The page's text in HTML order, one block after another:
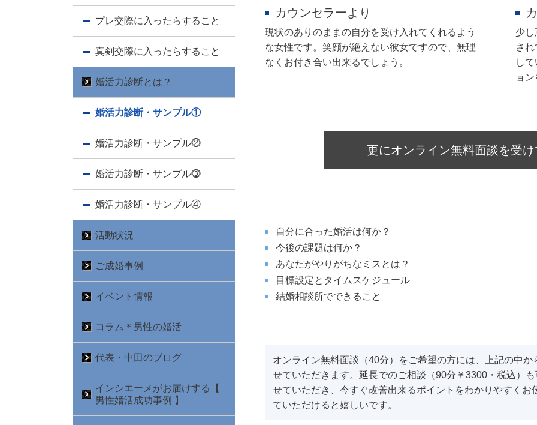
カウンセラーより
現状のありのままの自分を受け入れてくれるよう
な女性です。笑顔が絶えない彼女ですので、無理
なくお付き合い出来るでしょう。
少し
さ
し
ョ
更にオンライン無料面談を受
自分に合った婚活は何か？
今後の課題は何か？
あなたがやりがちなミスとは？
目標設定とタイムスケジュール
結婚相談所でできること
オンライン無料面談（40分）をご希望の方には、上記の中
せていただきます。延長でのご相談（90分￥3300・税込）
せていただき、今すぐ改善出来るポイントをわかりやすく
ていただけると嬉しいです。
プレ交際に入ったらすること
真剣交際に入ったらすること
婚活力診断とは？
婚活力診断・サンプル①
婚活力診断・サンプル⓶
婚活力診断・サンプル⓷
婚活力診断・サンプル④
活動状況
ご成婚事例
イベント情報
コラム＊男性の婚活
代表・中田のブログ
インシエーメがお届けする【
男性婚活成功事例 】